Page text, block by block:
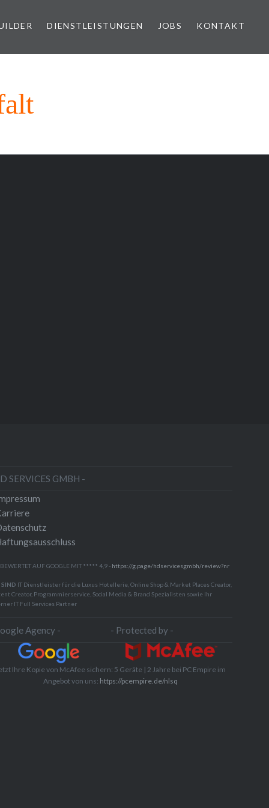
DIENSTLEISTUNGEN JOBS KONTAKT
SERVICES GMBH -
BEWERTET AUF GOOGLE MIT ***** 4,9 - https://g.page/hdservicesgmbh/review?nr
SIND IT Dienstleister für die Luxus Hotellerie, Online Shop & Market Places Creator,
Creator, Programmierservice, Social Media & Brand Spezialisten sowie Ihr
IT Full Services Partner
Agency - - Protected by -
Ihre Kopie von McAfee sichern: 5 Geräte | 2 Jahre bei PC Empire im
Angebot von uns: https://pcempire.de/nlsq